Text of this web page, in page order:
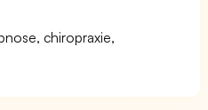
chiropraxie,